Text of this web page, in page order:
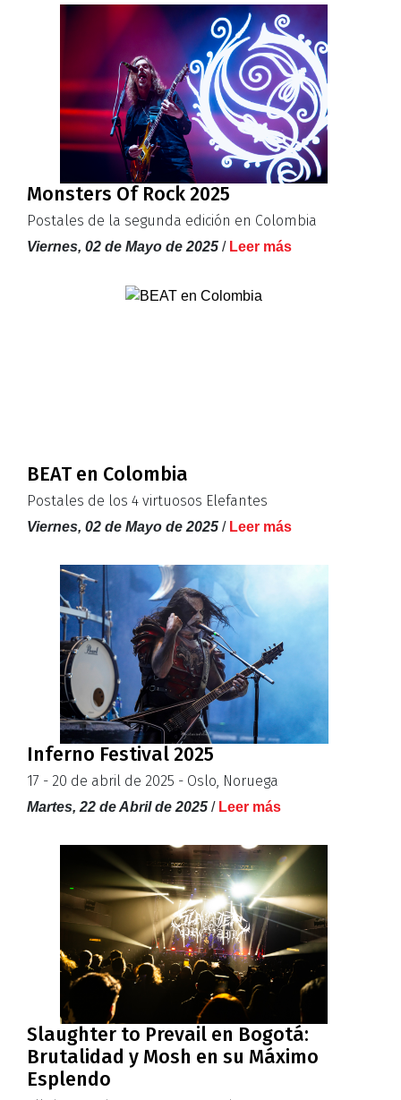
Monsters Of Rock 2025
Postales de la segunda edición en Colombia
Viernes, 02 de Mayo de 2025 / Leer más
BEAT en Colombia
Postales de los 4 virtuosos Elefantes
Viernes, 02 de Mayo de 2025 / Leer más
Inferno Festival 2025
17 - 20 de abril de 2025 - Oslo, Noruega
Martes, 22 de Abril de 2025 / Leer más
Slaughter to Prevail en Bogotá:
Brutalidad y Mosh en su Máximo
Esplendo